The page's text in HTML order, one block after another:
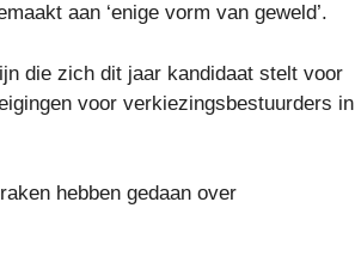
aan ‘enige vorm van geweld’.
die zich dit jaar kandidaat stelt voor
voor verkiezingsbestuurders in
hebben gedaan over